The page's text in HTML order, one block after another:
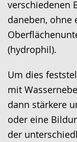
verschiedenen
daneben, ohne
(hydrophil).
Um dies
mit
dann stärkere
oder eine
der